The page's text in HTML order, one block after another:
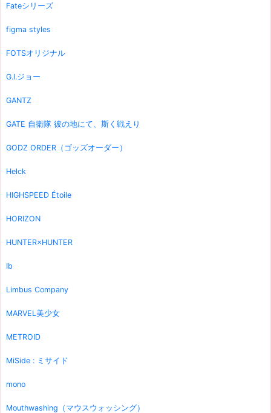
Fateシリーズ
figma styles
FOTSオリジナル
G.I.ジョー
GANTZ
GATE 自衛隊 彼の地にて、斯く戦えり
GODZ ORDER（ゴッズオーダー）
Helck
HIGHSPEED Étoile
HORIZON
HUNTER×HUNTER
Ib
Limbus Company
MARVEL美少女
METROID
MiSide : ミサイド
mono
Mouthwashing（マウスウォッシング）